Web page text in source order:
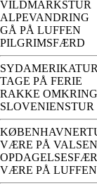
VILDMARKSTUR
ALPEVANDRING
GÅ PÅ LUFFEN
PILGRIMSFÆRD
SYDAMERIKATUR
TAGE PÅ FERIE
RAKKE OMKRING
SLOVENIENSTUR
VÆRE PÅ VALSEN
VÆRE PÅ LUFFEN